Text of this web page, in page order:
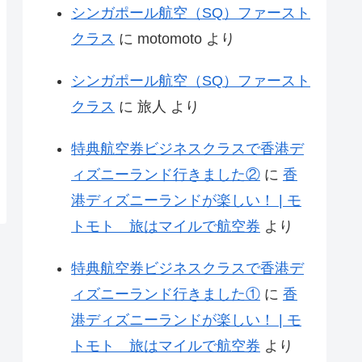
シンガポール航空（SQ）ファースト
クラス に motomoto より
シンガポール航空（SQ）ファースト
クラス に 旅人 より
特典航空券ビジネスクラスで香港デ
ィズニーランド行きました② に 香
港ディズニーランドが楽しい！ | モ
トモト 旅はマイルで航空券 より
特典航空券ビジネスクラスで香港デ
ィズニーランド行きました① に 香
港ディズニーランドが楽しい！ | モ
トモト 旅はマイルで航空券 より